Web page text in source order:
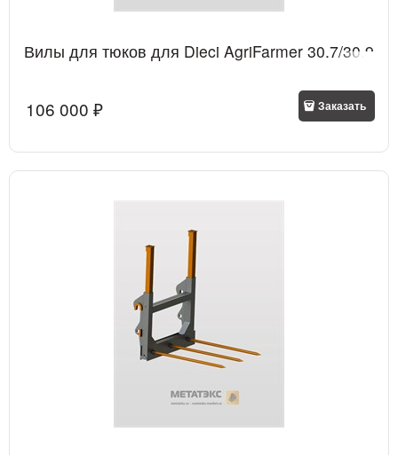
Вилы для тюков для Dieci AgriFarmer 30.7/30.9
106 000 ₽ Заказать